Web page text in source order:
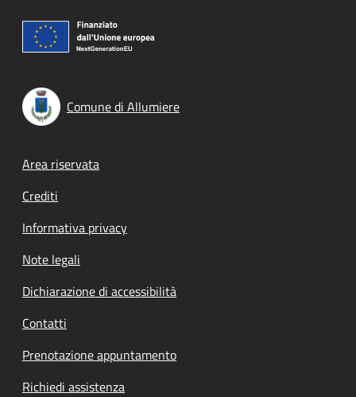
Comune di Allumiere
Footer menu
Area riservata
Crediti
Informativa privacy
Note legali
Dichiarazione di accessibilità
Contatti
Prenotazione appuntamento
Richiedi assistenza